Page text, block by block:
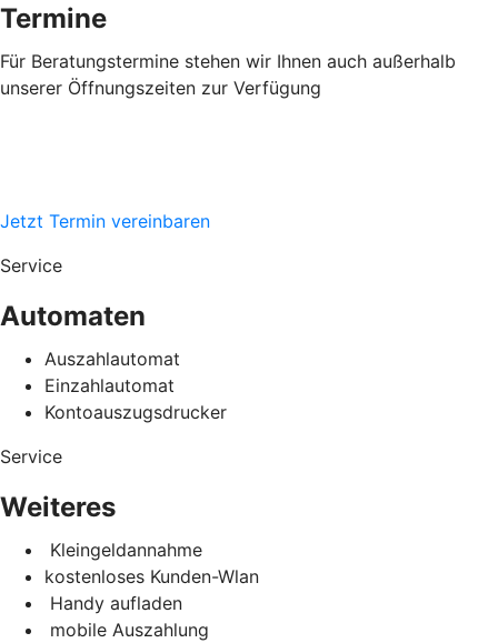
Termine
Für Beratungstermine stehen wir Ihnen auch außerhalb
unserer Öffnungszeiten zur Verfügung
Jetzt Termin vereinbaren
Service
Automaten
Auszahlautomat
Einzahlautomat
Kontoauszugsdrucker
Service
Weiteres
Kleingeldannahme
kostenloses Kunden-Wlan
Handy aufladen
mobile Auszahlung